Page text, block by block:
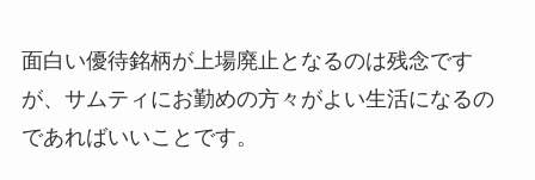
面白い優待銘柄が上場廃止となるのは残念です
が、サムティにお勤めの方々がよい生活になるの
であればいいことです。